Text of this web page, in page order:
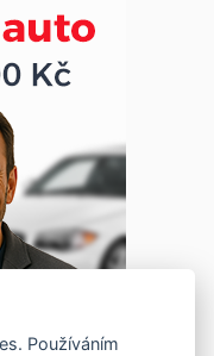
Používáním